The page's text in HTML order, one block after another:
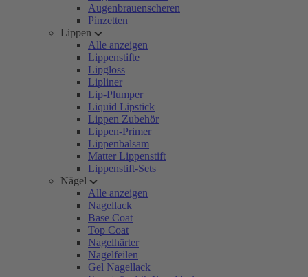
Augenbrauenscheren
Pinzetten
Lippen
Alle anzeigen
Lippenstifte
Lipgloss
Lipliner
Lip-Plumper
Liquid Lipstick
Lippen Zubehör
Lippen-Primer
Lippenbalsam
Matter Lippenstift
Lippenstift-Sets
Nägel
Alle anzeigen
Nagellack
Base Coat
Top Coat
Nagelhärter
Nagelfeilen
Gel Nagellack